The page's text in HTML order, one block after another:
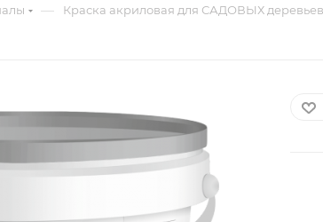
— Краска акриловая для САДОВЫХ деревьев